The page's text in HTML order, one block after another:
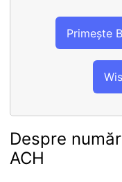
Primește
Despre
ACH